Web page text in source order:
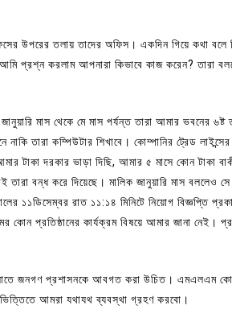
উপরের তলায় তাদের অফিস। একদিন গিয়ে কথা বলে
প্রশ্ন করলাম আপনারা কিভাবে কাজ করেন? তারা
মাস থেকে মে মাস পর্যন্ত তারা আমার ভবনের ৬ষ্ট
তারা কম্পিউটার শিখাবে। কোম্পানির ট্রেড
টাকা দরকার ভাড়া দিছি, আমার ৫ মাসে কোন টাকা
বন্ধ করে দিয়েছে। মালিক জানুয়ারি মাস বললেও
১১ডিসেম্বর রাত ১১:১৪ মিনিটে নিয়োগ বিজ্ঞপ্তি
কোন প্রতিষ্ঠানের কার্যক্রম বিষয়ে আমার জানা নেই।
জনগণ প্রশাসনকে আবগত করা উচিত। এমএলএম
আমরা যথাযথ ব্যবস্থা গ্রহণ করবো।